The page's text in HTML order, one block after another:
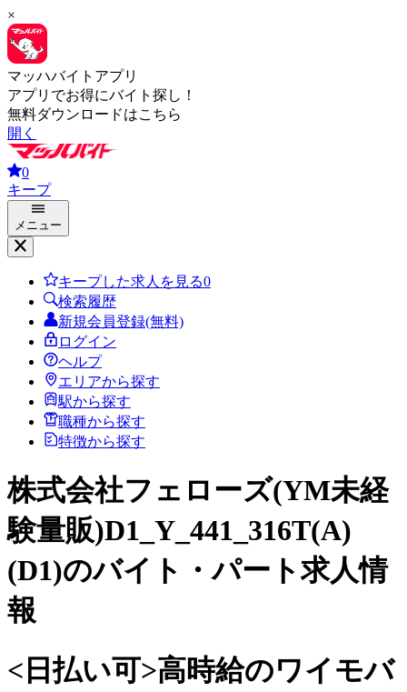
×
マッハバイトアプリ
アプリでお得にバイト探し！
無料ダウンロードはこちら
開く
0
キープ
メニュー
キープした求人を見る0
検索履歴
新規会員登録(無料)
ログイン
ヘルプ
エリアから探す
駅から探す
職種から探す
特徴から探す
株式会社フェローズ(YM未経
験量販)D1_Y_441_316T(A)
(D1)のバイト・パート求人情
報
<日払い可>高時給のワイモバ